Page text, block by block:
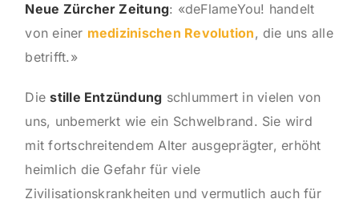
Neue Zürcher Zeitung: «deFlameYou! handelt
von einer medizinischen Revolution, die uns alle
betrifft.»
Diestille Entzündung schlummert in vielen von
uns, unbemerkt wie ein Schwelbrand. Sie wird
mit fortschreitendem Alter ausgeprägter, erhöht
heimlich die Gefahr für viele
Zivilisationskrankheiten und vermutlich auch für